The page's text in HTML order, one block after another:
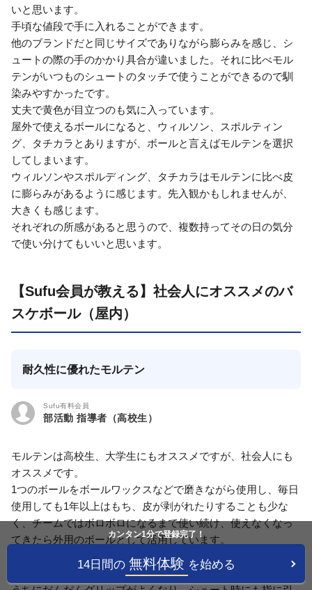
いと思います。
手頃な値段で手に入れることができます。
他のブランドだと同じサイズでありながら膨らみを感じ、シ
ュートの際の手のかかり具合が違いました。それに比べモル
テンがいつものシュートのタッチで使うことができるので馴
染みやすかったです。
丈夫で黄色が目立つのも気に入っています。
屋外で使えるボールになると、ウィルソン、スポルティン
グ、タチカラとありますが、ボールと言えばモルテンを選択
してしまいます。
ウィルソンやスポルディング、タチカラはモルテンに比べ皮
に膨らみがあるように感じます。先入観かもしれませんが、
大きくも感じます。
それぞれの所感があると思うので、複数持ってその日の気分
で使い分けてもいいと思います。
【Sufu会員が教える】社会人にオススメのバ
スケボール（屋内）
耐久性に優れたモルテン
Sufu有料会員
部活動 指導者（高校生）
モルテンは高校生、大学生にもオススメですが、社会人にも
オススメです。
1つのボールをボールワックスなどで磨きながら使用し、毎日
使用しても1年以上はもち、皮が剥がれたりすることも少な
く、チームではボロボロになるまで使い続け、使えなくなっ
てきたら外用のボールとして活用しています。
使用感について。ボールの種類にもよりますが、最初は少し
滑りやすく、使用感もあまりよくありませんが、使い続ける
カンタン1分で登録完了！
14日間の 無料体験 を始める